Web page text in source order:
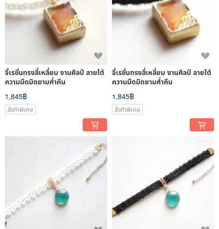
จี้เรซิ่นทรงสี่เหลี่ยม งานศิลป์ ลายใต้
ความมืดมิดยามค่ำคืน
1,845฿
สั่งทำพิเศษ
จี้เรซิ่นทรงสี่เหลี่ยม งานศิลป์ ลายใต้
ความมืดมิดยามค่ำคืน
1,845฿
สั่งทำพิเศษ